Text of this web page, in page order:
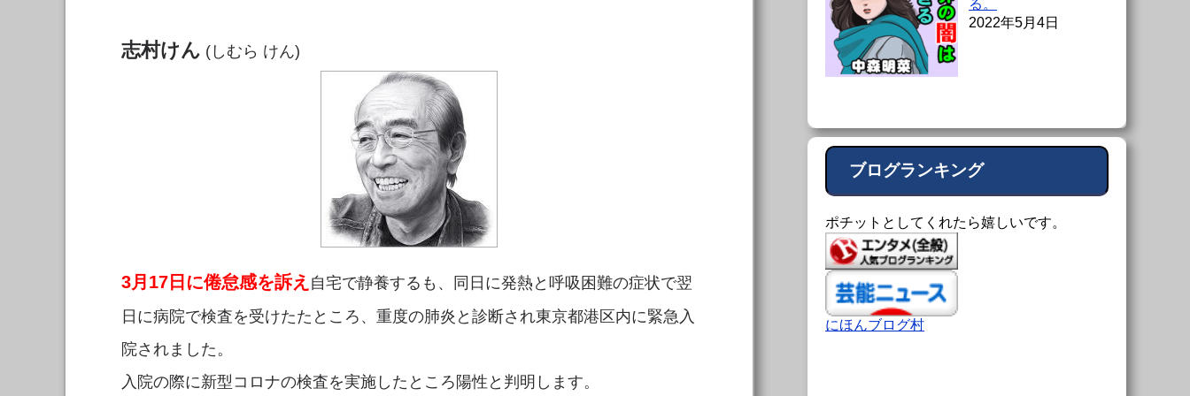
志村けん (しむら けん)
3月17日に倦怠感を訴え 自宅で静養するも、同日に発熱と呼吸困難の症状で翌
日に病院で検査を受けたたところ、重度の肺炎と診断され東京都港区内に緊急入
院されました。
入院の際に新型コロナの検査を実施したところ陽性と判明します。
る。
2022年5月4日
ブログランキング
ポチットとしてくれたら嬉しいです。
にほんブログ村